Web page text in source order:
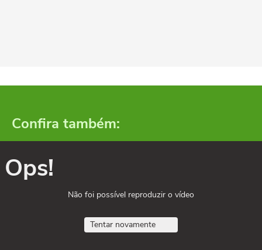
Confira também:
Ops!
Não foi possível reproduzir o vídeo
Tentar novamente